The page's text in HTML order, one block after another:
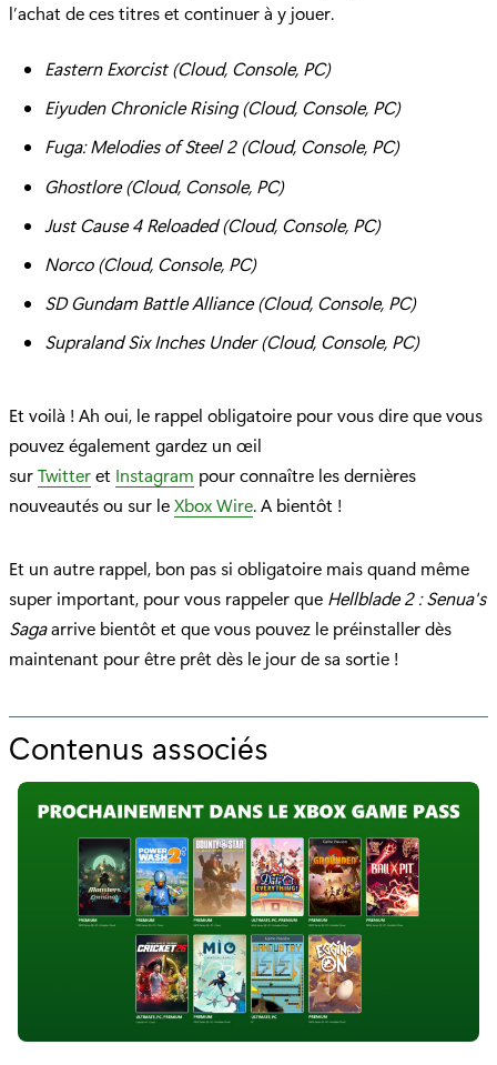
l’achat de ces titres et continuer à y jouer.
Eastern Exorcist (Cloud, Console, PC)
Eiyuden Chronicle Rising (Cloud, Console, PC)
Fuga: Melodies of Steel 2 (Cloud, Console, PC)
Ghostlore (Cloud, Console, PC)
Just Cause 4 Reloaded (Cloud, Console, PC)
Norco (Cloud, Console, PC)
SD Gundam Battle Alliance (Cloud, Console, PC)
Supraland Six Inches Under (Cloud, Console, PC)
Et voilà ! Ah oui, le rappel obligatoire pour vous dire que vous
pouvez également gardez un œil
surTwitteret Instagram pour connaître les dernières
nouveautés ou sur leXbox Wire. A bientôt !
Et un autre rappel, bon pas si obligatoire mais quand même
super important, pour vous rappeler que Hellblade 2 : Senua's
Sagaarrive bientôt et que vous pouvez le préinstaller dès
maintenant pour être prêt dès le jour de sa sortie !
Contenus associés
o
u
r
"
P
r
o